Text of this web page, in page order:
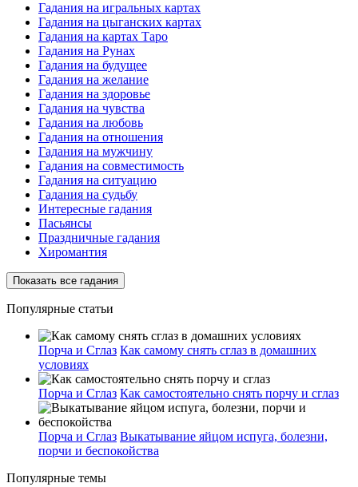
Гадания на игральных картах
Гадания на цыганских картах
Гадания на картах Таро
Гадания на Рунах
Гадания на будущее
Гадания на желание
Гадания на здоровье
Гадания на чувства
Гадания на любовь
Гадания на отношения
Гадания на мужчину
Гадания на совместимость
Гадания на ситуацию
Гадания на судьбу
Интересные гадания
Пасьянсы
Праздничные гадания
Хиромантия
Показать все гадания
Популярные статьи
Порча и Сглаз Как самому снять сглаз в домашних
условиях
Порча и Сглаз Как самостоятельно снять порчу и сглаз
Порча и Сглаз Выкатывание яйцом испуга, болезни,
порчи и беспокойства
Популярные темы